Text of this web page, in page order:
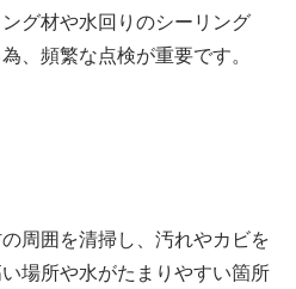
グ材や水回りのシーリング
、頻繁な点検が重要です。
周囲を清掃し、汚れやカビを
場所や水がたまりやすい箇所